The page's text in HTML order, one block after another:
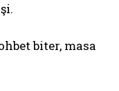
biter, masa